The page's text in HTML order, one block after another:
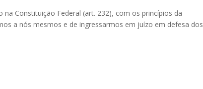
Constituição Federal (art. 232), com os princípios da
a nós mesmos e de ingressarmos em juízo em defesa dos